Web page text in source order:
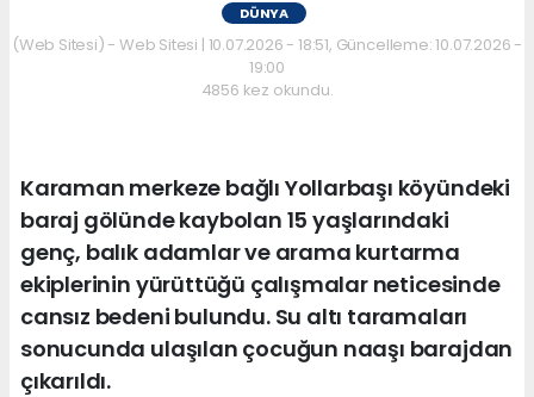
DÜNYA
(Web Sitesi) - Web Sitesi | 10.07.2026 - 18:51, Güncelleme: 10.07.2026 -
19:00
4856 kez okundu.
Karaman merkeze bağlı Yollarbaşı köyündeki
baraj gölünde kaybolan 15 yaşlarındaki
genç, balık adamlar ve arama kurtarma
ekiplerinin yürüttüğü çalışmalar neticesinde
cansız bedeni bulundu. Su altı taramaları
sonucunda ulaşılan çocuğun naaşı barajdan
çıkarıldı.